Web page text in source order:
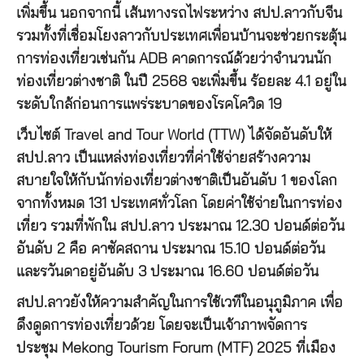
เพิ่มขึ้น นอกจากนี้ เส้นทางรถไฟระหว่าง สปป.ลาวกับจีน
รวมทั้งที่เชื่อมโยงลาวกับประเทศเพื่อนบ้านจะช่วยกระตุ้น
การท่องเที่ยวเช่นกัน ADB คาดการณ์ด้วยว่าจำนวนนัก
ท่องเที่ยวต่างชาติ ในปี 2568 จะเพิ่มขึ้น ร้อยละ 4.1 อยู่ใน
ระดับใกล้ก่อนการแพร่ระบาดของโรคโควิด 19
เว็บไซต์ Travel and Tour World (TTW) ได้จัดอันดับให้
สปป.ลาว เป็นแหล่งท่องเที่ยวที่ค่าใช้จ่ายสร้างความ
สบายใจให้กับนักท่องเที่ยวต่างชาติเป็นอันดับ 1 ของโลก
จากทั้งหมด 131 ประเทศทั่วโลก โดยค่าใช้จ่ายในการท่อง
เที่ยว รวมที่พักใน สปป.ลาว ประมาณ 12.30 ปอนด์ต่อวัน
อันดับ 2 คือ คาซัคสถาน ประมาณ 15.10 ปอนด์ต่อวัน
และรวันดาอยู่อันดับ 3 ประมาณ 16.60 ปอนด์ต่อวัน
สปป.ลาวยังให้ความสำคัญในการใช้เวทีในอนุภูมิภาค เพื่อ
ดึงดูดการท่องเที่ยวด้วย โดยจะเป็นเจ้าภาพจัดการ
ประชุม Mekong Tourism Forum (MTF) 2025 ที่เมือง